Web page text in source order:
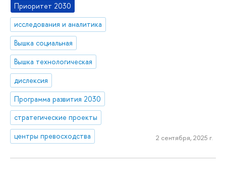
Приоритет 2030
исследования и аналитика
Вышка социальная
Вышка технологическая
дислексия
Программа развития 2030
стратегические проекты
центры превосходства
2 сентября, 2025 г.